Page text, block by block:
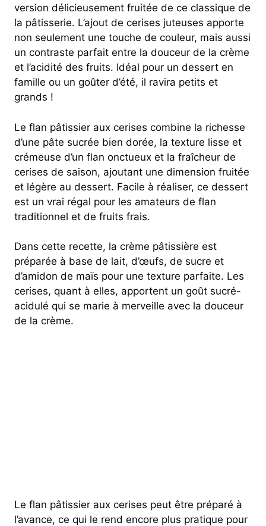
version délicieusement fruitée de ce classique de
la pâtisserie. L’ajout de cerises juteuses apporte
non seulement une touche de couleur, mais aussi
un contraste parfait entre la douceur de la crème
et l’acidité des fruits. Idéal pour un dessert en
famille ou un goûter d’été, il ravira petits et
grands !
Le flan pâtissier aux cerises combine la richesse
d’une pâte sucrée bien dorée, la texture lisse et
crémeuse d’un flan onctueux et la fraîcheur de
cerises de saison, ajoutant une dimension fruitée
et légère au dessert. Facile à réaliser, ce dessert
est un vrai régal pour les amateurs de flan
traditionnel et de fruits frais.
Dans cette recette, la crème pâtissière est
préparée à base de lait, d’œufs, de sucre et
d’amidon de maïs pour une texture parfaite. Les
cerises, quant à elles, apportent un goût sucré-
acidulé qui se marie à merveille avec la douceur
de la crème.
Le flan pâtissier aux cerises peut être préparé à
l’avance, ce qui le rend encore plus pratique pour